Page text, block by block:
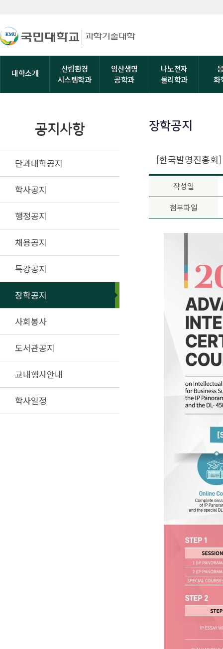
대학소개
산림환경
시스템학과
임산생명
공학과
나노전자
물리학과
화
공지사항
단과대학공지
학사공지
행정공지
채용공지
특강공지
장학공지
사회봉사
도서관공지
교내행사안내
학사일정
장학공지
[한국발명진흥
작성일
첨부파일